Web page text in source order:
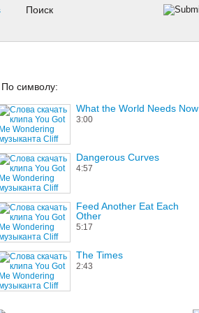
По символу:
What the World Needs Now
3:00
Dangerous Curves
4:57
Feed Another Eat Each
Other
5:17
The Times
2:43